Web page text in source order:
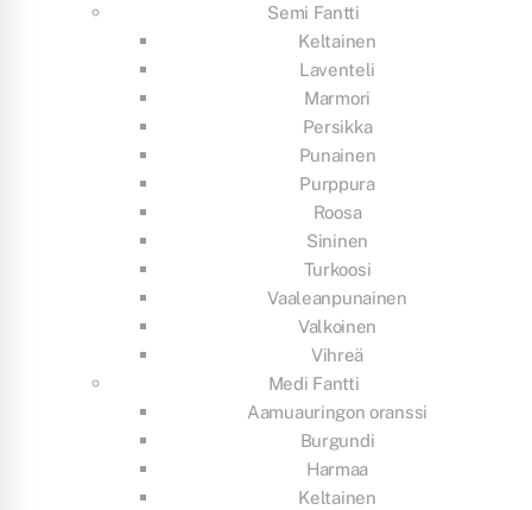
Semi Fantti
Keltainen
Laventeli
Marmori
Persikka
Punainen
Purppura
Roosa
Sininen
Turkoosi
Vaaleanpunainen
Valkoinen
Vihreä
Medi Fantti
Aamuauringon oranssi
Burgundi
Harmaa
Keltainen